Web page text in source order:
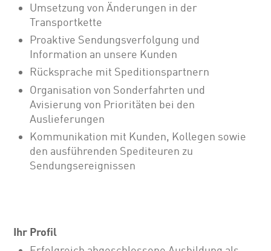
Umsetzung von Änderungen in der
Transportkette
Proaktive Sendungsverfolgung und
Information an unsere Kunden
Rücksprache mit Speditionspartnern
Organisation von Sonderfahrten und
Avisierung von Prioritäten bei den
Auslieferungen
Kommunikation mit Kunden, Kollegen sowie
den ausführenden Spediteuren zu
Sendungsereignissen
Ihr Profil